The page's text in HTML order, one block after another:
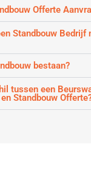
Offerte
Standbouw Bedrijf
bestaan?
tussen een
Standbouw